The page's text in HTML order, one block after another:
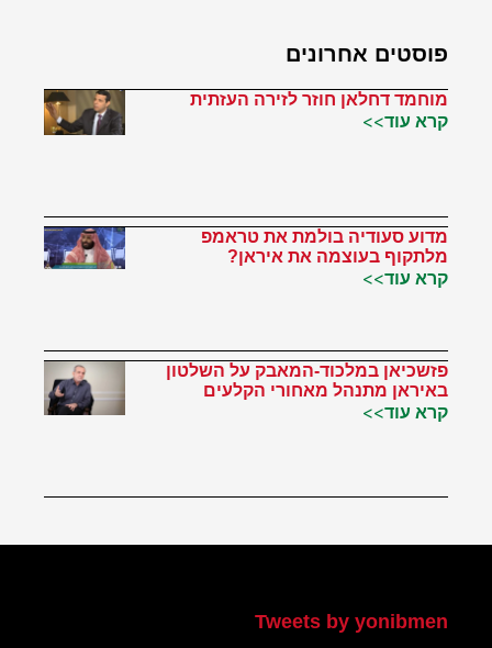
פוסטים אחרונים
מוחמד דחלאן חוזר לזירה העזתית
קרא עוד>>
מדוע סעודיה בולמת את טראמפ
מלתקוף בעוצמה את איראן?
קרא עוד>>
פזשכיאן במלכוד-המאבק על השלטון
באיראן מתנהל מאחורי הקלעים
קרא עוד>>
Tweets by yonibmen